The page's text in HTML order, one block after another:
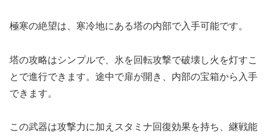
極寒の絶望は、寒冷地にある塔の内部で入手可能です。
塔の攻略はシンプルで、氷を回転攻撃で破壊し火を灯すこ
とで進行できます。途中で扉が開き、内部の宝箱から入手
できます。
この武器は攻撃力に加えスタミナ回復効果を持ち、継戦能